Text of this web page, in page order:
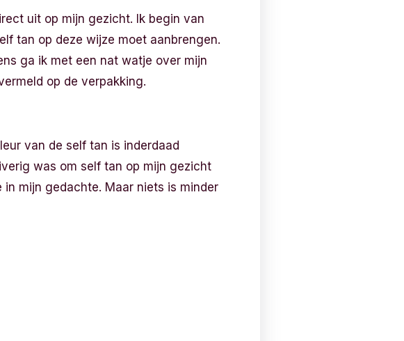
uit op mijn gezicht. Ik begin van
tan op deze wijze moet aanbrengen.
ga ik met een nat watje over mijn
op de verpakking.
van de self tan is inderdaad
was om self tan op mijn gezicht
mijn gedachte. Maar niets is minder